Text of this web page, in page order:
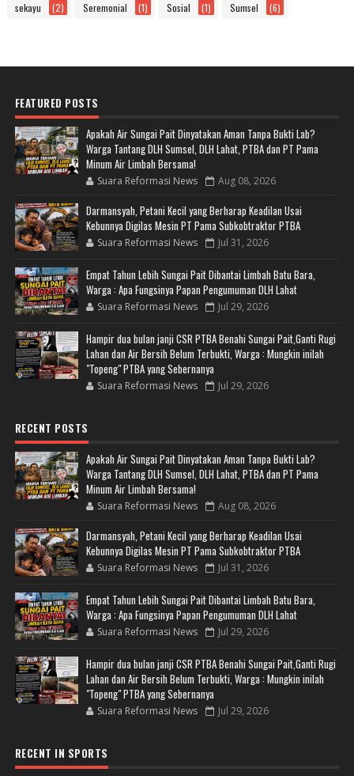
sekayu (2) Seremonial (1) Sosial (1) Sumsel (6)
FEATURED POSTS
Apakah Air Sungai Pait Dinyatakan Aman Tanpa Bukti Lab?
Warga Tantang DLH Sumsel, DLH Lahat, PTBA dan PT Pama
Minum Air Limbah Bersama!
Suara Reformasi News Aug 08, 2026
Darmansyah, Petani Kecil yang Berharap Keadilan Usai
Kebunnya Digilas Mesin PT Pama Subkobtraktor PTBA
Suara Reformasi News Jul 31, 2026
Empat Tahun Lebih Sungai Pait Dibantai Limbah Batu Bara,
Warga : Apa Fungsinya Papan Pengumuman DLH Lahat
Suara Reformasi News Jul 29, 2026
Hampir dua bulan janji CSR PTBA Benahi Sungai Pait,Ganti Rugi
Lahan dan Air Bersih Belum Terbukti, Warga : Mungkin inilah
"Topeng" PTBA yang Sebernanya
Suara Reformasi News Jul 29, 2026
RECENT POSTS
Apakah Air Sungai Pait Dinyatakan Aman Tanpa Bukti Lab?
Warga Tantang DLH Sumsel, DLH Lahat, PTBA dan PT Pama
Minum Air Limbah Bersama!
Suara Reformasi News Aug 08, 2026
Darmansyah, Petani Kecil yang Berharap Keadilan Usai
Kebunnya Digilas Mesin PT Pama Subkobtraktor PTBA
Suara Reformasi News Jul 31, 2026
Empat Tahun Lebih Sungai Pait Dibantai Limbah Batu Bara,
Warga : Apa Fungsinya Papan Pengumuman DLH Lahat
Suara Reformasi News Jul 29, 2026
Hampir dua bulan janji CSR PTBA Benahi Sungai Pait,Ganti Rugi
Lahan dan Air Bersih Belum Terbukti, Warga : Mungkin inilah
"Topeng" PTBA yang Sebernanya
Suara Reformasi News Jul 29, 2026
RECENT IN SPORTS